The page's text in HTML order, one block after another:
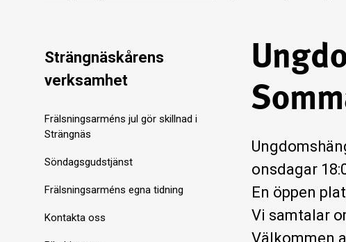
Strängnäskårens
verksamhet
Frälsningsarméns jul gör skillnad i
Strängnäs
Söndagsgudstjänst
Frälsningsarméns egna tidning
Kontakta oss
onsdagar
En öppen
Vi samtalar
Välkommen